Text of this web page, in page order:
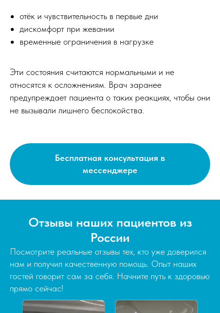
отёк и чувствительность в первые дни
дискомфорт при жевании
временные ограничения в нагрузке
Эти состояния считаются нормальными и не
относятся к осложнениям. Врач заранее
предупреждает пациента о таких реакциях, чтобы они
не вызывали лишнего беспокойства.
Бесплатная консультация в
мессенджере
Отзывы наших пациентов из
России
Посмотрите реальные отзывы тех, кто уже доверился
нам и получил качественную помощь. Опыт наших
гостей говорит сам за себя. Начните путь к здоровью
прямо сейчас!